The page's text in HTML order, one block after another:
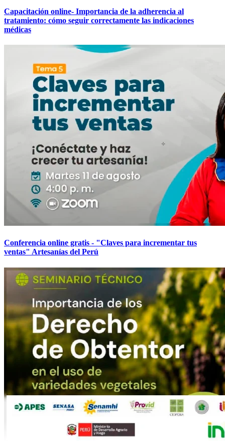
Capacitación online- Importancia de la adherencia al
tratamiento: cómo seguir correctamente las indicaciones
médicas
Conferencia online gratis - "Claves para incrementar tus
ventas" Artesanías del Perú